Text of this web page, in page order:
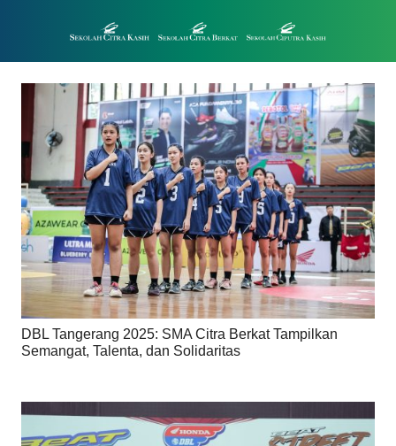
DBL Tangerang 2025: SMA Citra Berkat Tampilkan
Semangat, Talenta, dan Solidaritas